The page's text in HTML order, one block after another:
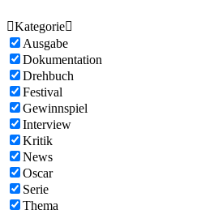
Kategorie
Ausgabe
Dokumentation
Drehbuch
Festival
Gewinnspiel
Interview
Kritik
News
Oscar
Serie
Thema